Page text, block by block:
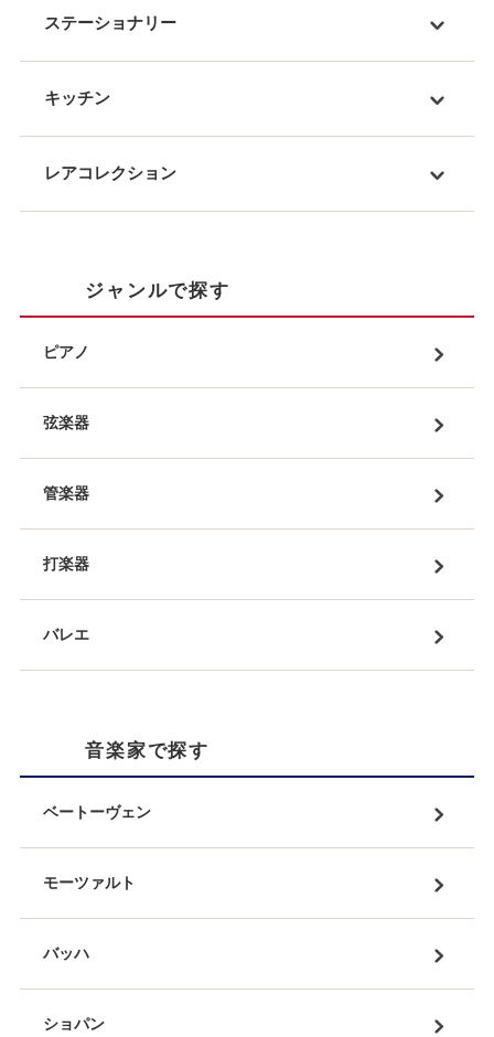
ステーショナリー
キッチン
レアコレクション
ジャンルで探す
ピアノ
弦楽器
管楽器
打楽器
バレエ
音楽家で探す
ベートーヴェン
モーツァルト
バッハ
ショパン